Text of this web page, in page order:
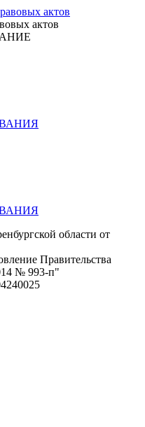
актов
области от
Правительства
№ 993-п"